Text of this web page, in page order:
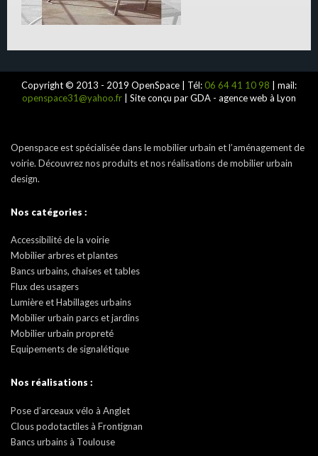
Copyright © 2013 - 2019 OpenSpace | Tél:06 64 41 10 98 | mail:
openspace31@yahoo.fr | Site conçu par GDA - agence web à Lyon
Openspace est spécialisée dans le mobilier urbain et l’aménagement de
voirie. Découvrez nos produits et nos réalisations de mobilier urbain
design.
Nos catégories :
Accessibilité de la voirie
Mobilier arbres et plantes
Bancs urbains, chaises et tables
Flux des usagers
Lumière et Habillages urbains
Mobilier urbain parcs et jardins
Mobilier urbain propreté
Equipements de signalétique
Nos réalisations :
Pose d’arceaux vélo à Anglet
Clous podotactiles à Frontignan
Bancs urbains à Toulouse